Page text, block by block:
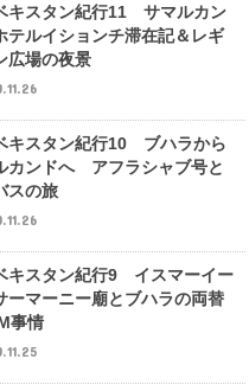
キスタン紀行11 サマルカン
テルイションチ滞在記＆レギ
広場の夜景
キスタン紀行10 ブハラから
カンドへ アフラシャブ号と
スの旅
キスタン紀行9 イスマーイー
ーマーニー廟とブハラの両替
事情